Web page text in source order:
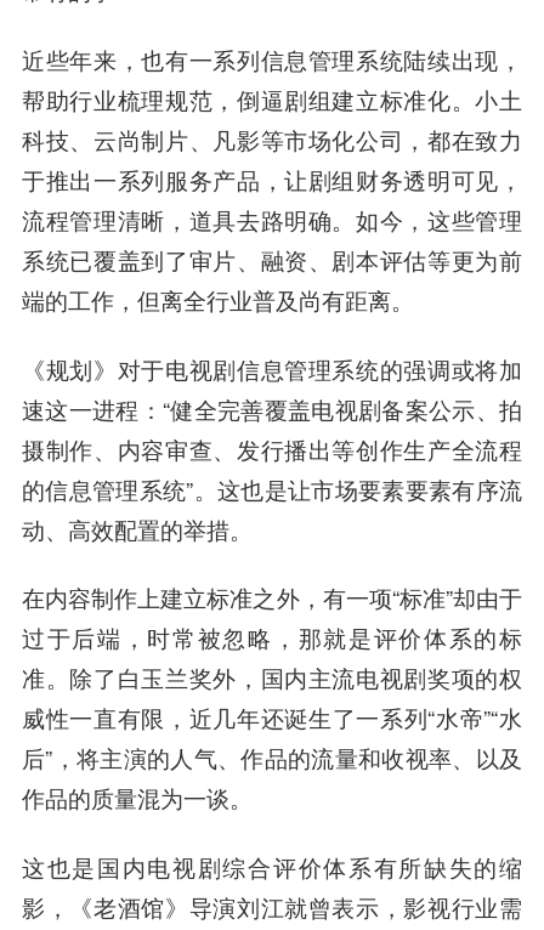
近些年来，也有一系列信息管理系统陆续出现，
帮助行业梳理规范，倒逼剧组建立标准化。小土
科技、云尚制片、凡影等市场化公司，都在致力
于推出一系列服务产品，让剧组财务透明可见，
流程管理清晰，道具去路明确。如今，这些管理
系统已覆盖到了审片、融资、剧本评估等更为前
端的工作，但离全行业普及尚有距离。
《规划》对于电视剧信息管理系统的强调或将加
速这一进程：“健全完善覆盖电视剧备案公示、拍
摄制作、内容审查、发行播出等创作生产全流程
的信息管理系统”。这也是让市场要素要素有序流
动、高效配置的举措。
在内容制作上建立标准之外，有一项“标准”却由于
过于后端，时常被忽略，那就是评价体系的标
准。除了白玉兰奖外，国内主流电视剧奖项的权
威性一直有限，近几年还诞生了一系列“水帝”“水
后”，将主演的人气、作品的流量和收视率、以及
作品的质量混为一谈。
这也是国内电视剧综合评价体系有所缺失的缩
影，《老酒馆》导演刘江就曾表示，影视行业需